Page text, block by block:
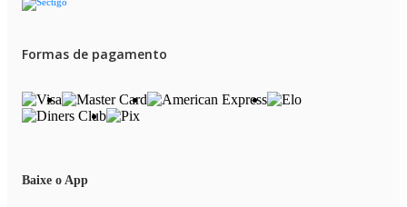
Formas de pagamento
Baixe o App